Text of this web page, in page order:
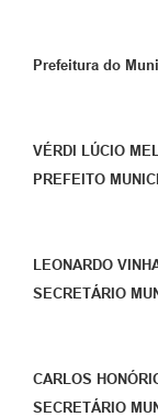
Prefeitura do
VÉRDI LÚCIO
PREFEITO
LEONARDO
SECRETÁRIO
CARLOS
SECRETÁRIO